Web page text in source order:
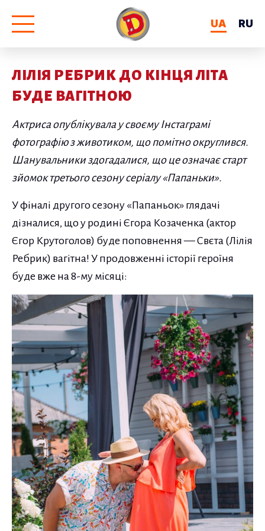
UA
RU
ЛІЛІЯ РЕБРИК ДО КІНЦЯ ЛІТА
БУДЕ ВАГІТНОЮ
Актриса опублікувала у своєму Інстаграмі
фотографію з животиком, що помітно округлився.
Шанувальники здогадалися, що це означає старт
зйомок третього сезону серіалу «Папаньки».
У фіналі другого сезону «Папаньок» глядачі
дізналися, що у родині Єгора Козаченка (актор
Єгор Крутоголов) буде поповнення — Свєта (Лілія
Ребрик) вагітна! У продовженні історії героїня
буде вже на 8-му місяці: